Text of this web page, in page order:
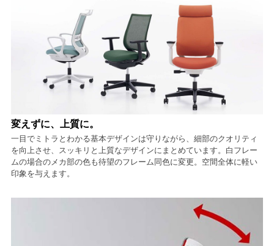
変えずに、上質に。
一目でミトラとわかる基本デザインは守りながら、細部のクオリティ
を向上させ、スッキリと上質なデザインにまとめています。白フレー
ムの場合のメカ部の色も待望のフレーム同色に変更。空間全体に軽い
印象を与えます。